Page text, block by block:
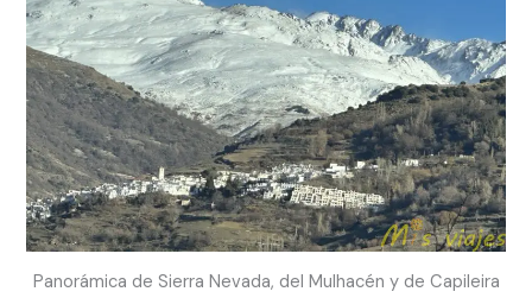
Panorámica de Sierra Nevada, del Mulhacén y de Capileira